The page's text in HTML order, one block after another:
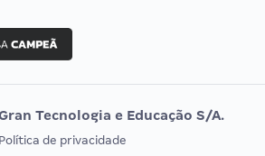
Vunesp
EXAME DE ORDEM
Tecnologia e Educação S/A.
Política de privacidade